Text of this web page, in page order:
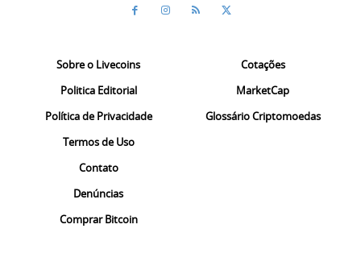
Sobre o Livecoins
Politica Editorial
Política de Privacidade
Termos de Uso
Contato
Denúncias
Comprar Bitcoin
Cotações
MarketCap
Glossário Criptomoedas